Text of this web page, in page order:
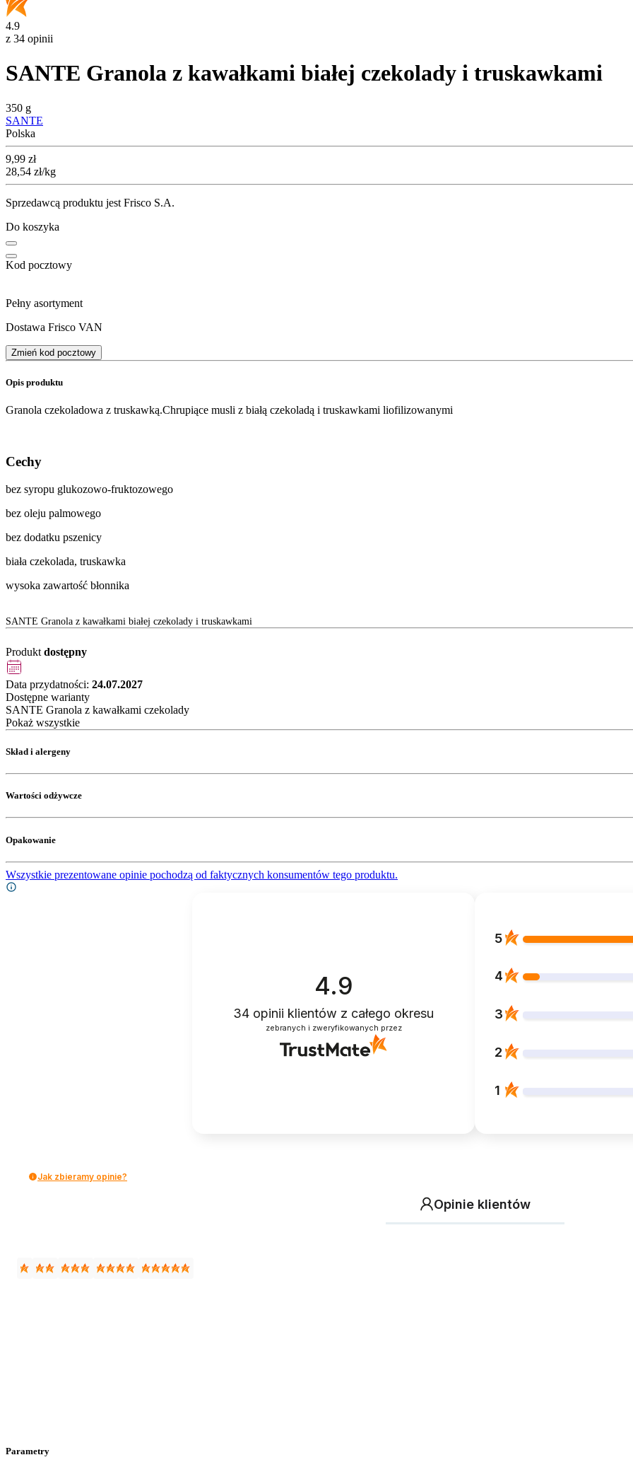
4.9
z 34 opinii
SANTE Granola z kawałkami białej czekolady i truskawkami
350 g
SANTE
Polska
Cena
9,99 zł
28,54 zł/kg
Sprzedawcą produktu jest Frisco S.A.
Do koszyka
Kod pocztowy
Pełny asortyment
Dostawa Frisco VAN
Zmień kod pocztowy
Opis produktu
Granola czekoladowa z truskawką.Chrupiące musli z białą czekoladą i truskawkami liofilizowanymi
Cechy
bez syropu glukozowo-fruktozowego
bez oleju palmowego
bez dodatku pszenicy
biała czekolada, truskawka
wysoka zawartość błonnika
SANTE Granola z kawałkami białej czekolady i truskawkami
Produkt dostępny
Data przydatności: 24.07.2027
Dostępne warianty
SANTE Granola z kawałkami czekolady
Pokaż wszystkie
Skład i alergeny
Wartości odżywcze
Opakowanie
Wszystkie prezentowane opinie pochodzą od faktycznych konsumentów tego produktu.
4.9
34 opinii klientów z całego okresu
zebranych i zweryfikowanych przez
5
4
3
2
1
Jak zbieramy opinie?
Opinie klientów
Parametry